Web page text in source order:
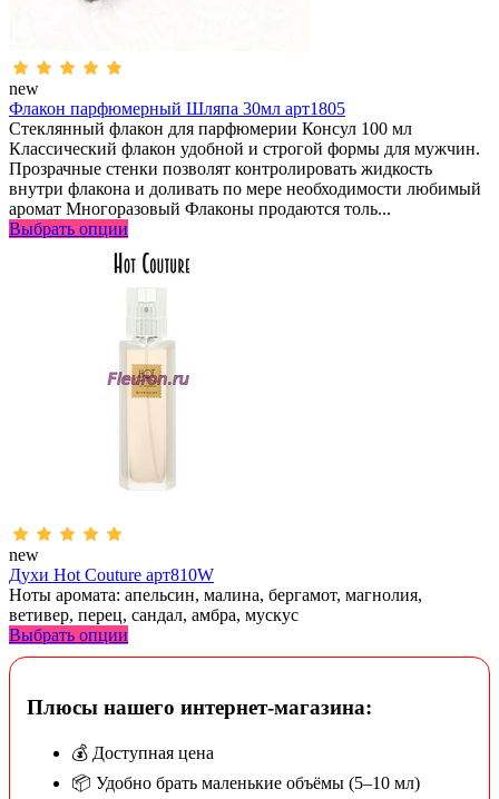
new
Флакон парфюмерный Шляпа 30мл арт1805
Стеклянный флакон для парфюмерии Консул 100 мл
Классический флакон удобной и строгой формы для мужчин.
Прозрачные стенки позволят контролировать жидкость
внутри флакона и доливать по мере необходимости любимый
аромат Многоразовый Флаконы продаются толь...
Выбрать опции
new
Духи Hot Couture арт810W
Ноты аромата: апельсин, малина, бергамот, магнолия,
ветивер, перец, сандал, амбра, мускус
Выбрать опции
Плюсы нашего интернет-магазина:
💰 Доступная цена
📦 Удобно брать маленькие объёмы (5–10 мл)